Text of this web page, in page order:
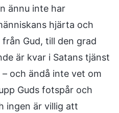
ännu inte har
hjärta och
Gud, till den grad
är kvar i Satans tjänst
och ändå inte vet om
Guds fotspår och
ingen är villig att